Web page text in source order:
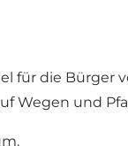
für die Bürger
Wegen und